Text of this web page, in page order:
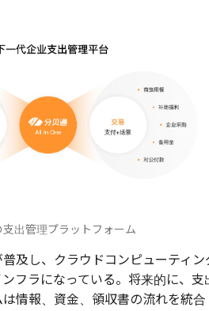
出管理プラットフォーム
及し、クラウドコンピューティン
フラになっている。将来的に、支
情報、資金、領収書の流れを統合